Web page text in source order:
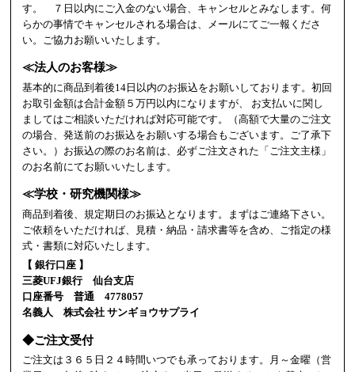
す。 ７日以内にご入金のない場合、キャンセルとみなします。何
らかの事情でキャンセルされる場合は、メールにてご一報くださ
い。ご協力お願いいたします。
≪法人のお客様≫
基本的に商品到着後14日以内のお振込をお願いしております。初回
お取引金額は合計金額５万円以内になりますが、 お支払いに関し
ましてはご相談いただければ対応可能です。（高額で大量のご注文
の場合、発送前のお振込をお願いする場合もございます。ご了承下
さい。）お振込の際のお名前は、必ずご注文された「ご注文主様」
のお名前にてお願いいたします。
≪学校・研究機関様≫
商品到着後、規定期日のお振込となります。まずはご連絡下さい。
ご依頼をいただければ、見積・納品・請求書等を含め、ご指定の様
式・書類に対応いたします。
【 銀行口座 】
三菱UFJ銀行 仙台支店
口座番号 普通 4778057
名義人 株式会社 サンギョウサプライ
◆ご注文受付
ご注文は３６５日２４時間いつでも承っております。月～金曜（営